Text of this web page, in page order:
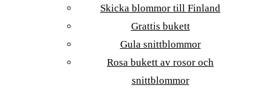
Skicka blommor till Finland
Grattis bukett
Gula snittblommor
Rosa bukett av rosor och
snittblommor